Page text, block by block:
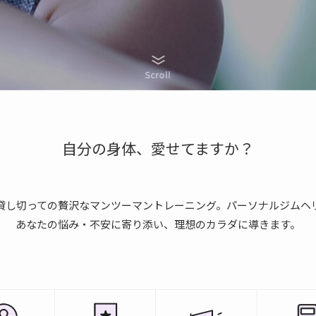
Scroll
自分の身体、愛せてますか？
し切っての贅沢なマンツーマントレーニング。パーソナルジムヘ
あなたの悩み・不安に寄り添い、理想のカラダに導きます。